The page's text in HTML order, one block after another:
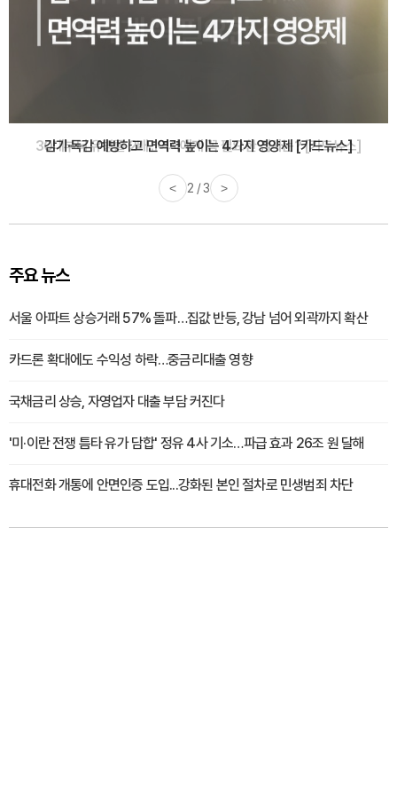
감기·독감 예방하고 면역력 높이는 4가지 영양제 [카드뉴스]
< 3 / 3 >
주요 뉴스
서울 아파트 상승거래 57% 돌파…집값 반등, 강남 넘어 외곽까지 확산
카드론 확대에도 수익성 하락…중금리대출 영향
국채금리 상승, 자영업자 대출 부담 커진다
'미·이란 전쟁 틈타 유가 담합' 정유 4사 기소…파급 효과 26조 원 달해
휴대전화 개통에 안면인증 도입...강화된 본인 절차로 민생범죄 차단